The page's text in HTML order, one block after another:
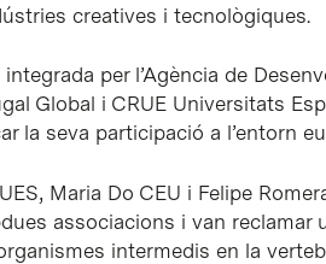
creatives i tecnològiques.
per l’Agència de
Global i CRUE Universitats
la seva participació a l’entorn
Maria Do CEU i Felipe
associacions i van reclamar
intermedis en la